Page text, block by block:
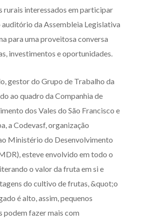
rurais interessados em participar
auditório da Assembleia Legislativa
para uma proveitosa conversa
investimentos e oportunidades.
gestor do Grupo de Trabalho da
ao quadro da Companhia de
dos Vales do São Francisco e
a Codevasf, organização
Ministério do Desenvolvimento
esteve envolvido em todo o
o valor da fruta em si e
do cultivo de frutas, &quot;o
é alto, assim, pequenos
podem fazer mais com